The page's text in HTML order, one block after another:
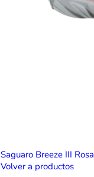
Saguaro Breeze III Rosa
Volver a productos